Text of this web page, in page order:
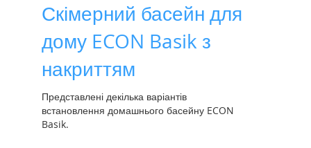
Скімерний басейн для
дому ECON Basik з
накриттям
Представлені декілька варіантів
встановлення домашнього басейну ECON
Basik.